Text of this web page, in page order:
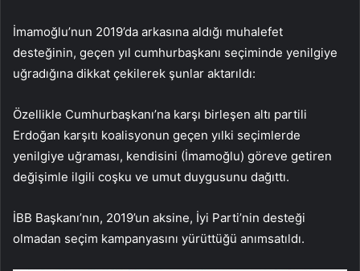
İmamoğlu’nun 2019’da arkasına aldığı muhalefet
desteğinin, geçen yıl cumhurbaşkanı seçiminde yenilgiye
uğradığına dikkat çekilerek şunlar aktarıldı:
Özellikle Cumhurbaşkanı’na karşı birleşen altı partili
Erdoğan karşıtı koalisyonun geçen yılki seçimlerde
yenilgiye uğraması, kendisini (İmamoğlu) göreve getiren
değişimle ilgili coşku ve umut duygusunu dağıttı.
İBB Başkanı’nın, 2019’un aksine, İyi Parti’nin desteği
olmadan seçim kampanyasını yürüttüğü anımsatıldı.